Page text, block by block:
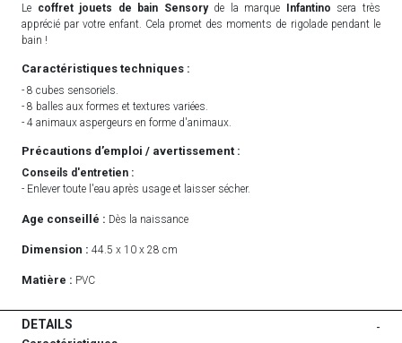
Le coffret jouets de bain Sensoryde la marque Infantino sera très
apprécié par votre enfant. Cela promet des moments de rigolade pendant le
bain !
Caractéristiques techniques :
- 8 cubes sensoriels.
- 8 balles aux formes et textures variées.
- 4 animaux aspergeurs en forme d'animaux.
Précautions d’emploi / avertissement :
Conseils d'entretien :
- Enlever toute l'eau après usage et laisser sécher.
Age conseillé : Dès la naissance
Dimension : 44.5 x 10 x 28 cm
Matière : PVC
DETAILS -